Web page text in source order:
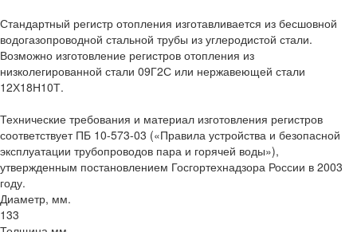
Стандартный регистр отопления изготавливается из бесшовной
водогазопроводной стальной трубы из углеродистой стали.
Возможно изготовление регистров отопления из
низколегированной стали 09Г2С или нержавеющей стали
12Х18Н10Т.
Технические требования и материал изготовления регистров
соответствует ПБ 10-573-03 («Правила устройства и безопасной
эксплуатации трубопроводов пара и горячей воды»),
утвержденным постановлением Госгортехнадзора России в 2003
году.
Диаметр, мм.
133